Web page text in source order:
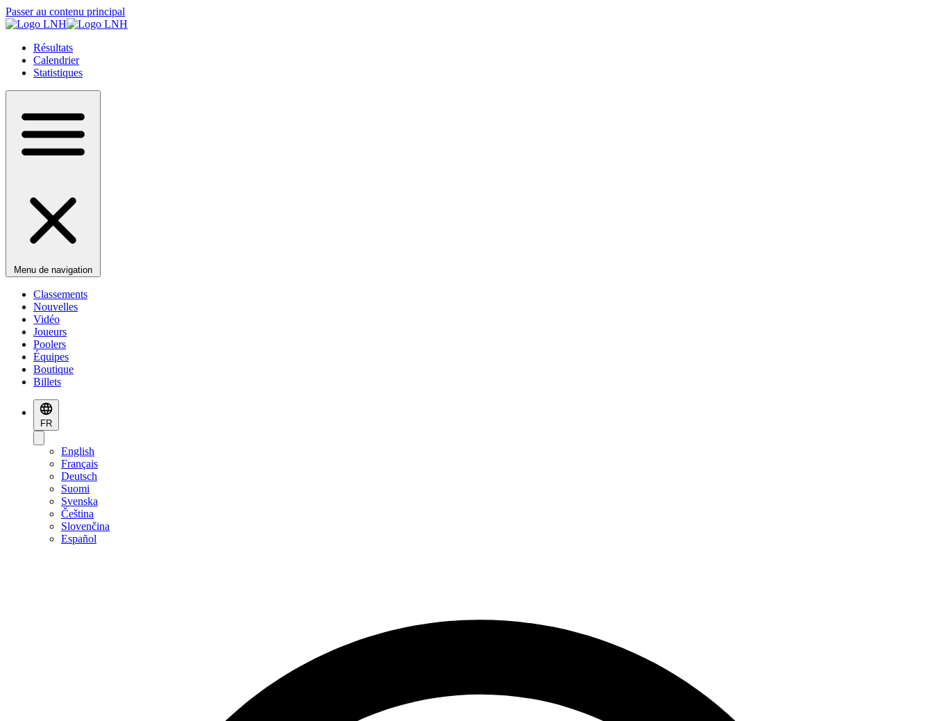
Passer au contenu principal
Résultats
Calendrier
Statistiques
Menu de navigation
Classements
Nouvelles
Vidéo
Joueurs
Poolers
Équipes
Boutique
Billets
FR
English
Français
Deutsch
Suomi
Svenska
Čeština
Slovenčina
Español